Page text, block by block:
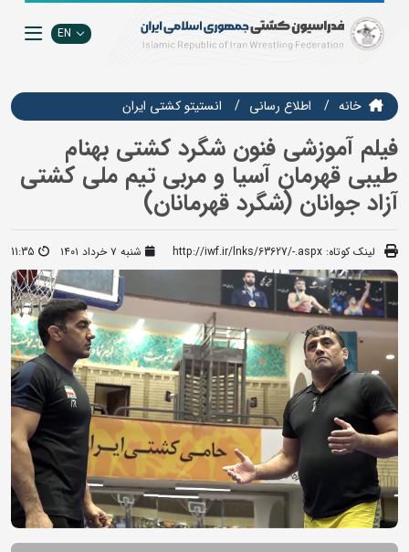
EN
خانه اطلاع رسانی انستيتو كشتي ايران
فیلم آموزشی فنون شگرد کشتی بهنام
طیبی قهرمان آسیا و مربی تیم ملی کشتی
آزاد جوانان (شگرد قهرمانان)
لینک کوتاه: http://iwf.ir/lnks/63627/-.aspx شنبه ۷ خرداد ۱۴۰۱ 11:35